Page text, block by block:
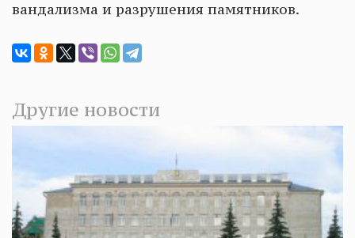
вандализма и разрушения памятников.
Другие новости